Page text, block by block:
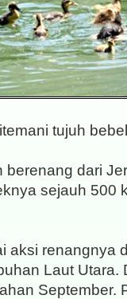
tujuh
berenang dari
sejauh 500
aksi renangnya
Laut Utara.
September.